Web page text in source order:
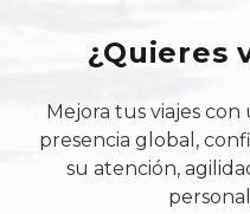
¿Quieres
Mejora tus viajes con
presencia global,
su atención,